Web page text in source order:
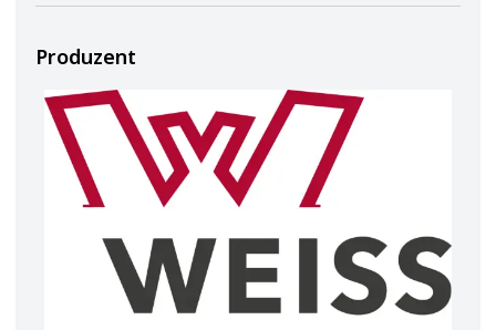
Produzent